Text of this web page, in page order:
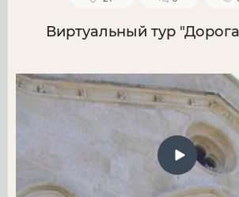
Виртуальный тур